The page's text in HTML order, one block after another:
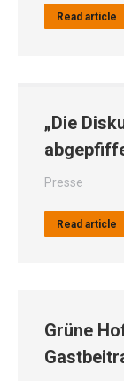
Read article
„Die
Presse
Read article
Grüne